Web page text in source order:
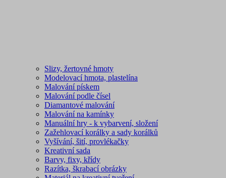
Slizy, žertovné hmoty
Modelovací hmota, plastelína
Malování pískem
Malování podle čísel
Diamantové malování
Malování na kamínky
Manuální hry - k vybarvení, složení
Zažehlovací korálky a sady korálků
Vyšívání, šití, provlékačky
Kreativní sada
Barvy, fixy, křídy
Razítka, škrabací obrázky